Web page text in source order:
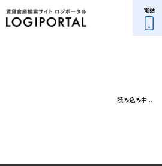
電話
読み込み中...